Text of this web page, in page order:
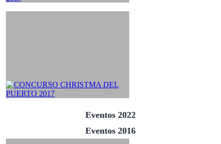
Eventos 2022
Eventos 2016